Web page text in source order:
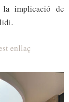
la implicació de
enllaç